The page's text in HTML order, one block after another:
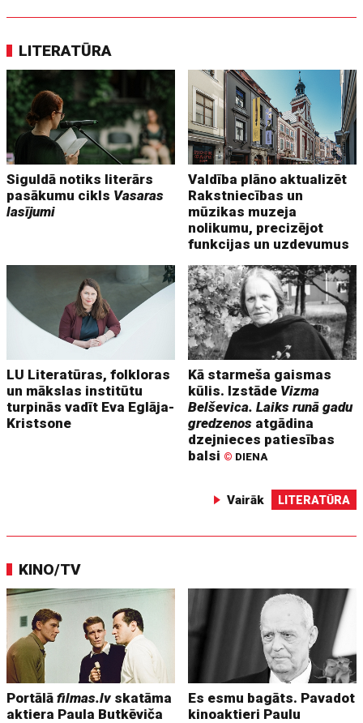
LITERATŪRA
Siguldā notiks literārs
pasākumu cikls Vasaras
lasījumi
Valdība plāno aktualizēt
Rakstniecības un
mūzikas muzeja
nolikumu, precizējot
funkcijas un uzdevumus
LU Literatūras, folkloras
un mākslas institūtu
turpinās vadīt Eva Eglāja-
Kristsone
Kā starmeša gaismas
kūlis. Izstāde Vizma
Belševica. Laiks runā gadu
gredzenos atgādina
dzejnieces patiesības
balsi © DIENA
Vairāk LITERATŪRA
KINO/TV
Portālāfilmas.lv skatāma
aktiera Paula Butkēviča
Es esmu bagāts. Pavadot
kinoaktieri Paulu